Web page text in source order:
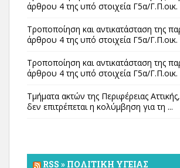
άρθρου 4 της υπό στοιχεία Γ5α/Γ.Π.οικ.
Τροποποίηση και αντικατάσταση της
άρθρου 4 της υπό στοιχεία Γ5α/Γ.Π.οικ.
Τροποποίηση και αντικατάσταση της
άρθρου 4 της υπό στοιχεία Γ5α/Γ.Π.οικ.
Τμήματα ακτών της Περιφέρειας
δεν επιτρέπεται η κολύμβηση για τη ...
RSS » ΠΟΛΙΤΙΚΉ ΥΓΕΊΑΣ